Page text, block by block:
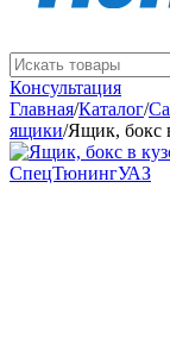
Консультация
Главная/Каталог/
ящики/Ящик, бокс